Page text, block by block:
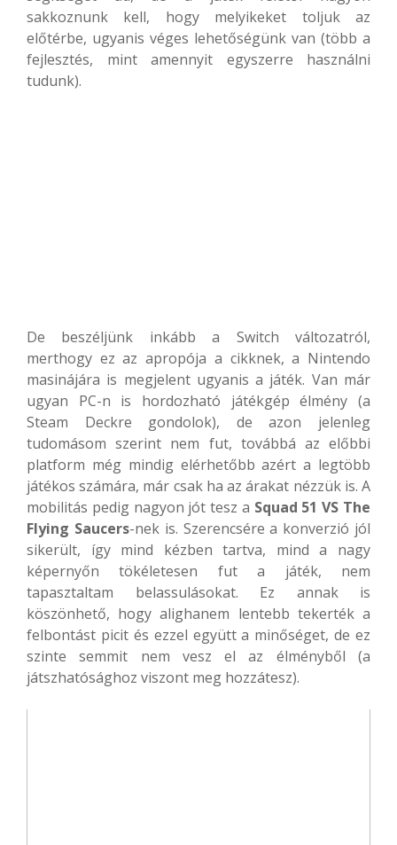
sakkoznunk kell, hogy melyikeket toljuk az
előtérbe, ugyanis véges lehetőségünk van (több a
fejlesztés, mint amennyit egyszerre használni
tudunk).
De beszéljünk inkább a Switch változatról,
merthogy ez az apropója a cikknek, a Nintendo
masinájára is megjelent ugyanis a játék. Van már
ugyan PC-n is hordozható játékgép élmény (a
Steam Deckre gondolok), de azon jelenleg
tudomásom szerint nem fut, továbbá az előbbi
platform még mindig elérhetőbb azért a legtöbb
játékos számára, már csak ha az árakat nézzük is. A
mobilitás pedig nagyon jót tesz a Squad 51 VS The
Flying Saucers-nek is. Szerencsére a konverzió jól
sikerült, így mind kézben tartva, mind a nagy
képernyőn tökéletesen fut a játék, nem
tapasztaltam belassulásokat. Ez annak is
köszönhető, hogy alighanem lentebb tekerték a
felbontást picit és ezzel együtt a minőséget, de ez
szinte semmit nem vesz el az élményből (a
játszhatósághoz viszont meg hozzátesz).